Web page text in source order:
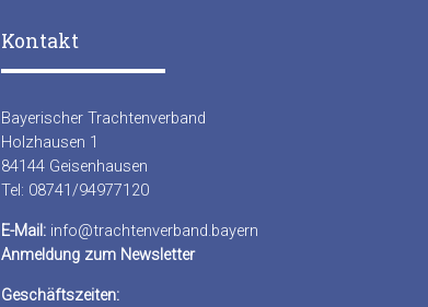
Kontakt
Bayerischer Trachtenverband
Holzhausen 1
84144 Geisenhausen
Tel: 08741/94977120
E-Mail: info@trachtenverband.bayern
Anmeldung zum Newsletter
Geschäftszeiten: